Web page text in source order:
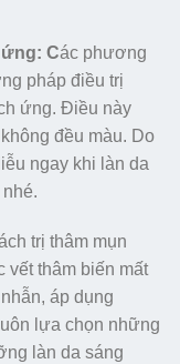
Các phương
pháp điều trị
ứng. Điều này
đều màu. Do
ngay khi làn da
trị thâm mụn
vết thâm biến mất
áp dụng
lựa chọn những
làn da sáng